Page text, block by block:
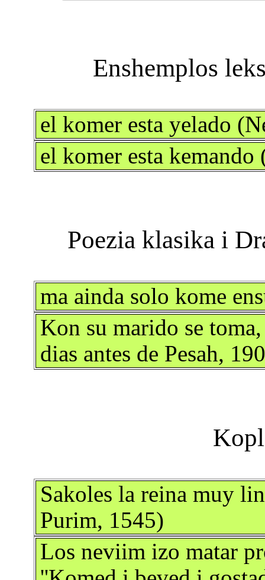
el komer esta yelado
el komer esta kemando
ma ainda solo kome
Kon su marido se
dias antes de Pesah,
Sakoles la reina muy
Purim, 1545)
Los neviim izo matar